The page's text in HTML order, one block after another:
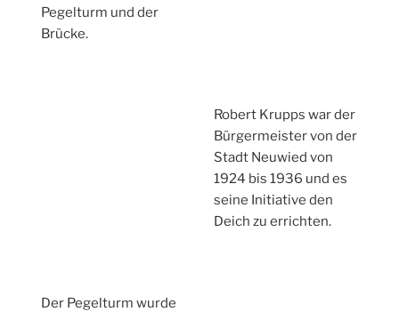
Pegelturm und der
Brücke.
Robert Krupps war der
Bürgermeister von der
Stadt Neuwied von
1924 bis 1936 und es
seine Initiative den
Deich zu errichten.
Der Pegelturm wurde